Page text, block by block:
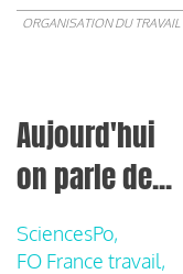
ORGANISATION DU TRAVAIL
Aujourd'hui
on parle de...
SciencesPo,
FO France travail,